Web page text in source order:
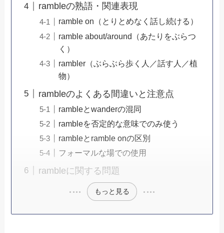
rambleの熟語・関連表現
ramble on（とりとめなく話し続ける）
ramble about/around（あたりをぶらつ
く）
rambler（ぶらぶら歩く人／話す人／植
物）
rambleのよくある間違いと注意点
rambleとwanderの混同
rambleを否定的な意味でのみ使う
rambleとramble onの区別
フォーマルな場での使用
rambleに関する問題
もっと見る